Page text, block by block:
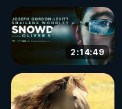
2:14:49